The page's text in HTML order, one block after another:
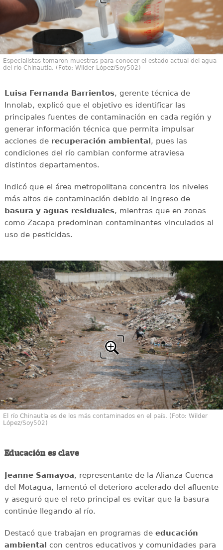
Especialistas tomaron muestras para conocer el estado actual del agua
del río Chinautla. (Foto: Wilder López/Soy502)
Luisa Fernanda Barrientos, gerente técnica de
Innolab, explicó que el objetivo es identificar las
principales fuentes de contaminación en cada región y
generar información técnica que permita impulsar
acciones de recuperación ambiental , pues las
condiciones del río cambian conforme atraviesa
distintos departamentos.
Indicó que el área metropolitana concentra los niveles
más altos de contaminación debido al ingreso de
basura y aguas residuales, mientras que en zonas
como Zacapa predominan contaminantes vinculados al
uso de pesticidas.
El río Chinautla es de los más contaminados en el país. (Foto: Wilder
López/Soy502)
Educación es clave
Jeanne Samayoa, representante de la Alianza Cuenca
del Motagua, lamentó el deterioro acelerado del afluente
y aseguró que el reto principal es evitar que la basura
continúe llegando al río.
Destacó que trabajan en programas de educación
ambiental con centros educativos y comunidades para